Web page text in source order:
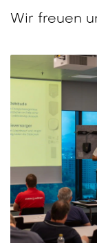
Wir freuen